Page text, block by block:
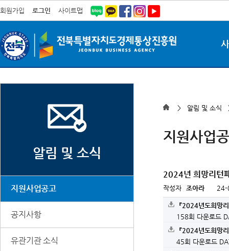
회원가입 로그인 사이트맵
알림 및 소식
지원사업공고
공지사항
유관기관 소식
> 알림 및 소식
지원사업
2024년 희망리턴
작성자 조아라 24-
『2024년도희망
158회 다운로드
『2024년도희망
45회 다운로드